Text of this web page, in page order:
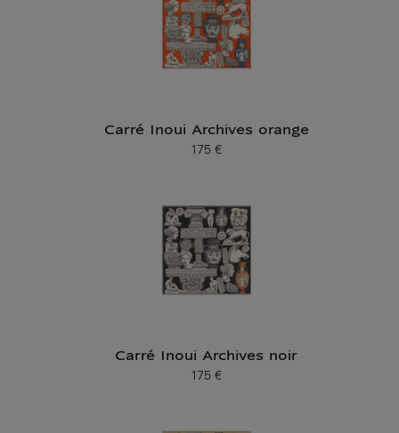
Carré Inoui Archives orange
Prix ​​actuel
175 €
Carré Inoui Archives noir
Prix ​​actuel
175 €